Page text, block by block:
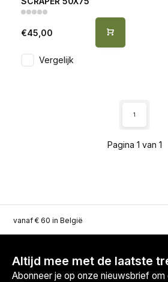
€45,00
Vergelijk
Pagina 1 van 1
1
vanaf € 60 in België
Altijd mee met de laatste
Abonneer je op onze nieuwsbrief